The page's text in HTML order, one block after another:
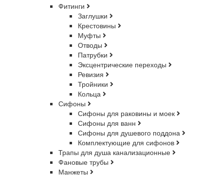
Фитинги
Заглушки
Крестовины
Муфты
Отводы
Патрубки
Эксцентрические переходы
Ревизия
Тройники
Кольца
Сифоны
Сифоны для раковины и моек
Сифоны для ванн
Сифоны для душевого поддона
Комплектующие для сифонов
Трапы для душа канализационные
Фановые трубы
Манжеты